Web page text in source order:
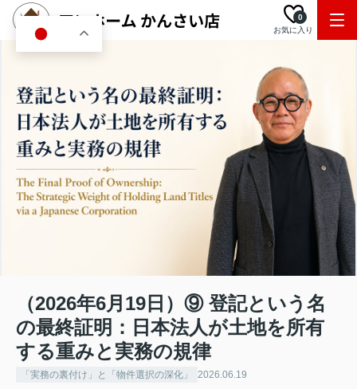
お気に入り
0
（2026年6月19日）⑨ 登記という名
の最終証明：日本法人が土地を所有
する重みと実務の規律
「実務の裏付け」と「物件選択の深化」 2026.06.19